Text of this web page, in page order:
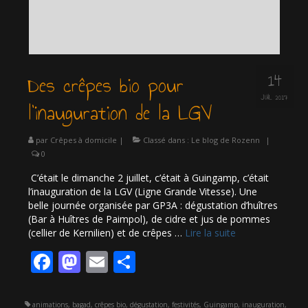
14
JUIL 2017
Des crêpes bio pour
l’inauguration de la LGV
par Crêpes à domicile | Classé dans : Le blog de Rozenn
|
0
C’était le dimanche 2 juillet, c’était à Guingamp, c’était
l’inauguration de la LGV (Ligne Grande Vitesse). Une
belle journée organisée par GP3A : dégustation d’huîtres
(Bar à Huîtres de Paimpol), de cidre et jus de pommes
(cellier de Kernilien) et de crêpes … Lire la suite­­
Facebook
Mastodon
Email
animations, bagad, crêpes bio, dégustation, festivités, Guingamp, inauguration,